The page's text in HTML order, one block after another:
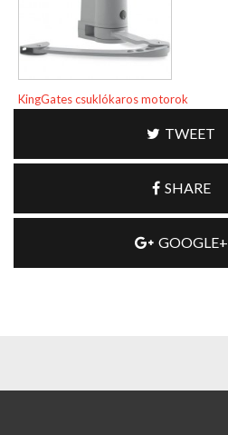
KingGates csuklókaros motorok
TWEET
SHARE
GOOGLE+